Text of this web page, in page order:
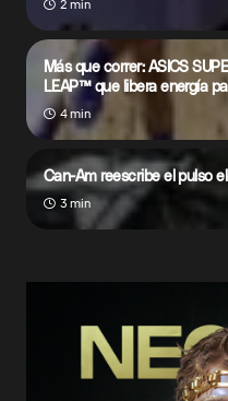
2 min
Más que correr: ASICS
LEAP™ que libera energía
4 min
Can-Am reescribe el pulso
3 min